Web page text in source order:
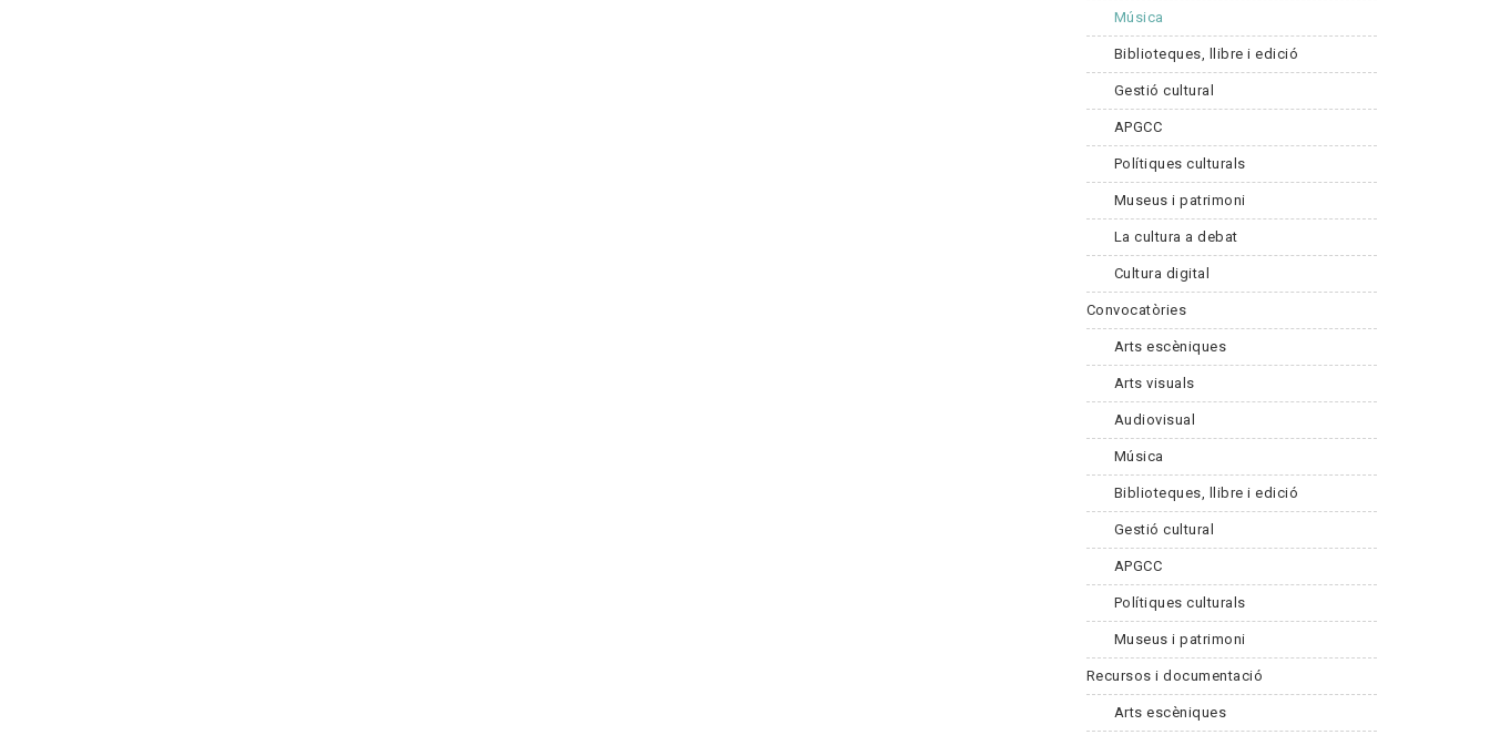
Música
Biblioteques, llibre i edició
Gestió cultural
APGCC
Polítiques culturals
Museus i patrimoni
La cultura a debat
Cultura digital
Convocatòries
Arts escèniques
Arts visuals
Audiovisual
Música
Biblioteques, llibre i edició
Gestió cultural
APGCC
Polítiques culturals
Museus i patrimoni
Recursos i documentació
Arts escèniques